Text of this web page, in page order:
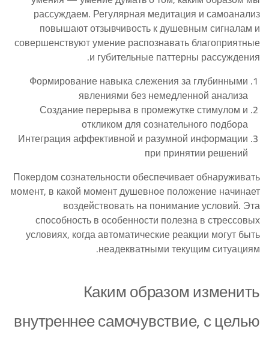
рассуждаем. Регулярная медитация и самоанализ
повышают отзывчивость к душевным сигналам и
совершенствуют умение распознавать благоприятные
и губительные паттерны рассуждения.
Формирование навыка слежения за глубинными
явлениями без немедленной анализа
Создание перерыва в промежутке стимулом и
откликом для сознательного подбора
Интеграция аффективной и разумной информации
при принятии решений
Покердом сознательности обеспечивает обнаруживать
момент, в какой момент душевное положение начинает
воздействовать на понимание условий. Эта
способность в особенности полезна в стрессовых
условиях, когда автоматические реакции могут быть
неадекватными текущим ситуациям.
Каким образом изменить
внутреннее самочувствие, с целью